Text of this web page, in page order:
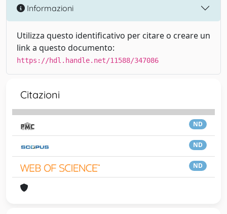
Informazioni
Utilizza questo identificativo per citare o creare un
link a questo documento:
https://hdl.handle.net/11588/347086
Citazioni
ND
ND
ND